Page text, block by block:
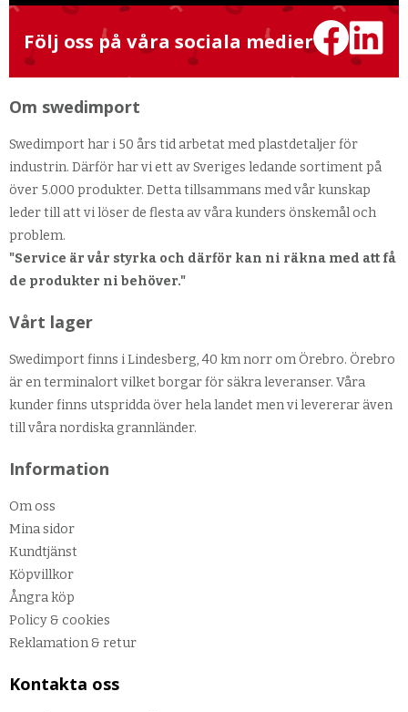
Följ oss på våra sociala medier
Om swedimport
Swedimport har i 50 års tid arbetat med plastdetaljer för
industrin. Därför har vi ett av Sveriges ledande sortiment på
över 5.000 produkter. Detta tillsammans med vår kunskap
leder till att vi löser de flesta av våra kunders önskemål och
problem.
"Service är vår styrka och därför kan ni räkna med att få
de produkter ni behöver."
Vårt lager
Swedimport finns i Lindesberg, 40 km norr om Örebro. Örebro
är en terminalort vilket borgar för säkra leveranser. Våra
kunder finns utspridda över hela landet men vi levererar även
till våra nordiska grannländer.
Information
Om oss
Mina sidor
Kundtjänst
Köpvillkor
Ångra köp
Policy & cookies
Reklamation & retur
Kontakta oss